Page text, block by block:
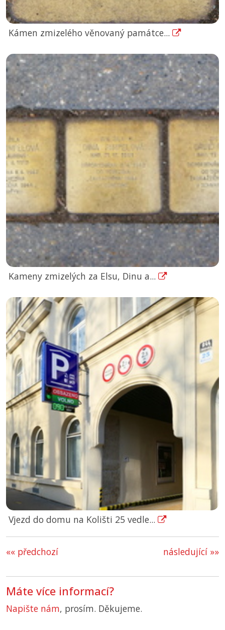
Kámen zmizelého věnovaný památce...
Kameny zmizelých za Elsu, Dinu a...
Vjezd do domu na Kolišti 25 vedle...
«« předchozí následující »»
Máte více informací?
Napište nám, prosím. Děkujeme.